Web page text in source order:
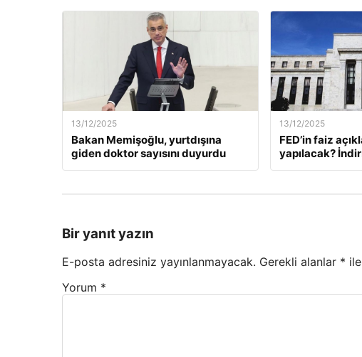
13/12/2025
Bakan Memişoğlu, yurtdışına
giden doktor sayısını duyurdu
13/12/2025
FED’in faiz
yapılacak?
Bir yanıt yazın
E-posta adresiniz yayınlanmayacak. Gerekli alanlar *
Yorum *